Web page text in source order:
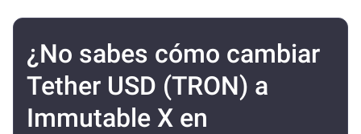
¿No sabes cómo cambiar
Tether USD (TRON) a
Immutable X en